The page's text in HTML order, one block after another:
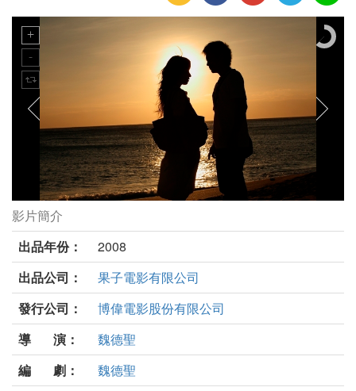
海角七號劇照
影片簡介
出品年份：
2008
出品公司：
果子電影有限公司
發行公司：
博偉電影股份有限公司
導 演：
魏德聖
編 劇：
魏德聖